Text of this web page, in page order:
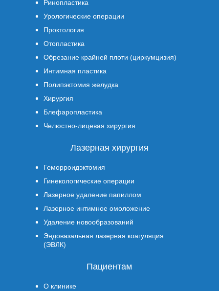
Ринопластика
Урологические операции
Проктология
Отопластика
Обрезание крайней плоти (циркумцизия)
Интимная пластика
Полипэктомия желудка
Хирургия
Блефаропластика
Челюстно-лицевая хирургия
Лазерная хирургия
Геморроидэктомия
Гинекологические операции
Лазерное удаление папиллом
Лазерное интимное омоложение
Удаление новообразований
Эндовазальная лазерная коагуляция
(ЭВЛК)
Пациентам
О клинике